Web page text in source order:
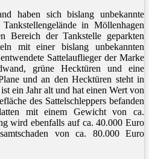
haben sich bislang unbekannte
in Möllenhagen
Bereich der Tankstelle geparkten
mit einer bislang unbekannten
Sattelauflieger der Marke
grüne Hecktüren und eine
und an den Hecktüren steht in
ein Jahr alt und hat einen Wert von
des Sattelschleppers befanden
mit einem Gewicht von ca.
wird ebenfalls auf ca. 40.000 Euro
von ca. 80.000 Euro